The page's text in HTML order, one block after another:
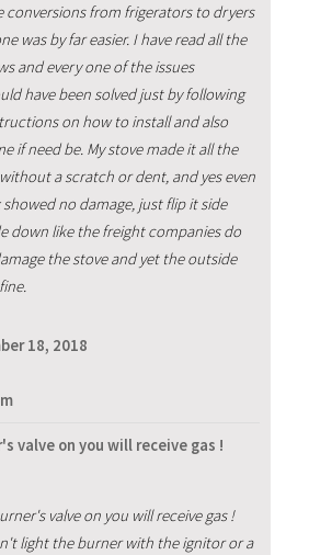
conversions from frigerators to dryers
was by far easier. I have read all the
and every one of the issues
have been solved just by following
on how to install and also
if need be. My stove made it all the
a scratch or dent, and yes even
no damage, just flip it side
down like the freight companies do
the stove and yet the outside
18, 2018
valve on you will receive gas !
valve on you will receive gas !
light the burner with the ignitor or a